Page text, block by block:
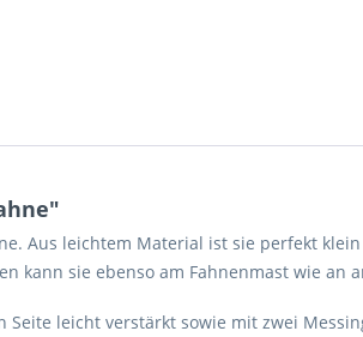
Aus leichtem Material ist sie perfekt
kann sie ebenso am Fahnenmast wie an
leicht verstärkt sowie mit zwei